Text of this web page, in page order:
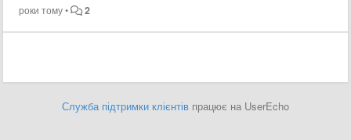
роки тому• 2
Служба підтримки клієнтів працює на UserEcho